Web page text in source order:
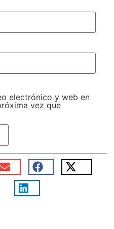
electrónico y web en
vez que